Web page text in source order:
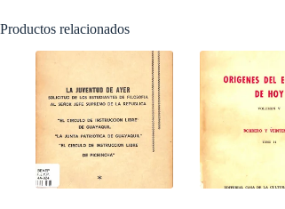
Productos relacionados